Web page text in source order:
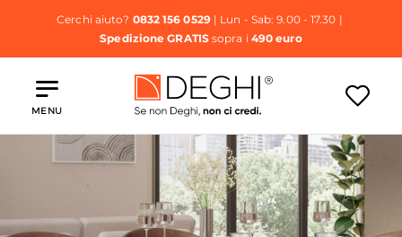
Cerchi aiuto? 0832 156 0529| Lun - Sab: 9.00 - 17.30 |
Spedizione GRATISsopra i 490 euro
MENU